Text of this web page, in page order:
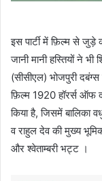
इस पार्टी में फ़िल्म से
जानी मानी हस्तियों ने
(सीसीएल) भोजपुरी
फ़िल्म 1920 हॉरर्स ऑफ
किया है, जिसमें बालिका
व राहुल देव की मुख्य
और श्वेताम्बरी भट्ट ।